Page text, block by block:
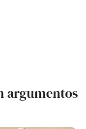
argumentos